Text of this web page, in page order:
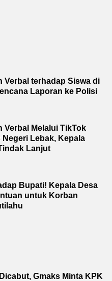
Verbal terhadap Siswa di
Laporan ke Polisi
Verbal Melalui TikTok
Negeri Lebak, Kepala
Lanjut
Bupati! Kepala Desa
untuk Korban
Gmaks Minta KPK